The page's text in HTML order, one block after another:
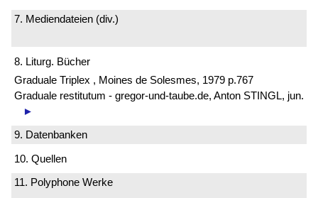
7. Mediendateien (div.)
8. Liturg. Bücher
Graduale Triplex , Moines de Solesmes, 1979 p.767
Graduale restitutum - gregor-und-taube.de, Anton STINGL, jun.
►
9. Datenbanken
10. Quellen
11. Polyphone Werke